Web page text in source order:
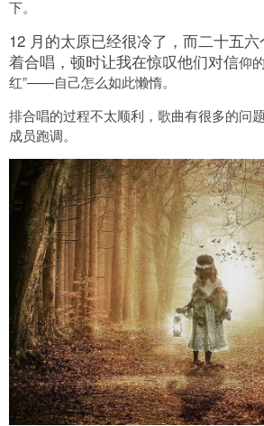
下。
12 月的太原已经很冷了，而二十五
着合唱，顿时让我在惊叹他们对信仰
红”——自己怎么如此懒惰。
排合唱的过程不太顺利，歌曲有很多的
成员跑调。